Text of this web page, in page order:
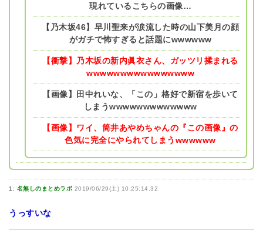
現れているこちらの画像…
【乃木坂46】早川聖来が涙流した時の山下美月の顔
がガチで怖すぎると話題にwwwwww
【衝撃】乃木坂の新内眞衣さん、ガッツリ揉まれる
wwwwwwwwwwwwwwww
【画像】田中れいな、「この」格好で新宿を歩いて
しまうwwwwwwwwwwwww
【画像】ワイ、筒井あやめちゃんの『この画像』の
色気に完全にやられてしまうwwwwww
1: 名無しのまとめラボ 2019/06/29(土) 10:25:14.32
うっすいな